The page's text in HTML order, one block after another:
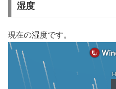
湿度
現在の湿度です。